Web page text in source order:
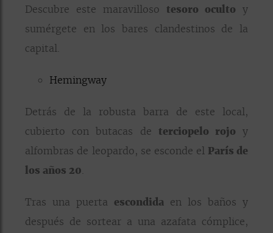
Descubre este maravilloso tesoro oculto y
sumérgete en los bares clandestinos de la
capital.
Hemingway
Detrás de la robusta barra de este local,
cubierto con butacas de terciopelo rojo y
alfombras de leopardo, se esconde el París de
los años 20.
Tras una puerta escondida en los baños y
después de sortear a una azafata cómplice,